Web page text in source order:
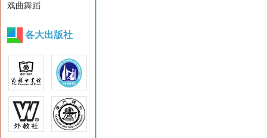
戏曲舞蹈
各大出版社